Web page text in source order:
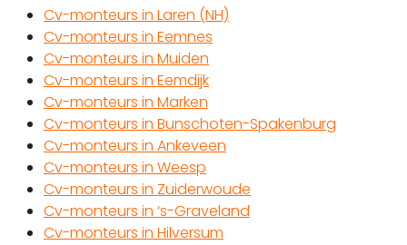
Cv-monteurs in Laren (NH)
Cv-monteurs in Eemnes
Cv-monteurs in Muiden
Cv-monteurs in Eemdijk
Cv-monteurs in Marken
Cv-monteurs in Bunschoten-Spakenburg
Cv-monteurs in Ankeveen
Cv-monteurs in Weesp
Cv-monteurs in Zuiderwoude
Cv-monteurs in ‘s-Graveland
Cv-monteurs in Hilversum